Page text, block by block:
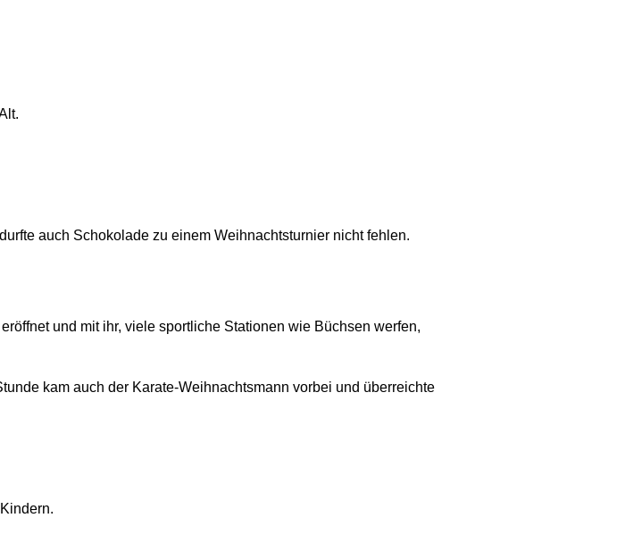
auch Schokolade zu einem Weihnachtsturnier nicht fehlen.
und mit ihr, viele sportliche Stationen wie Büchsen werfen,
kam auch der Karate-Weihnachtsmann vorbei und überreichte